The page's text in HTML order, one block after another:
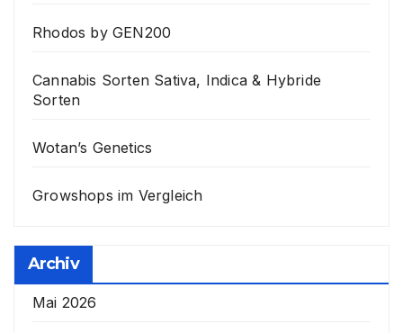
Rhodos by GEN200
Cannabis Sorten Sativa, Indica & Hybride
Sorten
Wotan’s Genetics
Growshops im Vergleich
Archiv
Mai 2026